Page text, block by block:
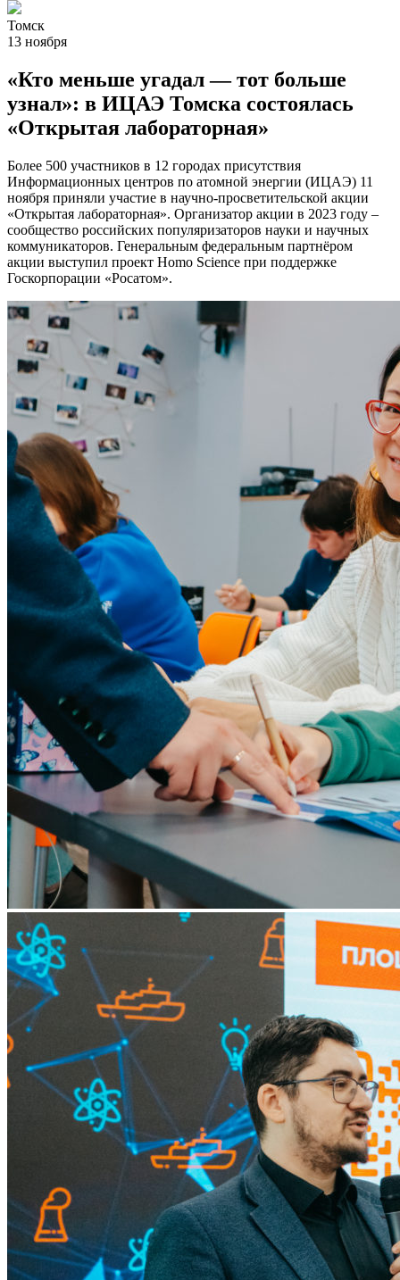
Томск
13 ноября
«Кто меньше угадал — тот больше
узнал»: в ИЦАЭ Томска состоялась
«Открытая лабораторная»
Более 500 участников в 12 городах присутствия
Информационных центров по атомной энергии (ИЦАЭ) 11
ноября приняли участие в научно-просветительской акции
«Открытая лабораторная». Организатор акции в 2023 году –
сообщество российских популяризаторов науки и научных
коммуникаторов. Генеральным федеральным партнёром
акции выступил проект Homo Science при поддержке
Госкорпорации «Росатом».